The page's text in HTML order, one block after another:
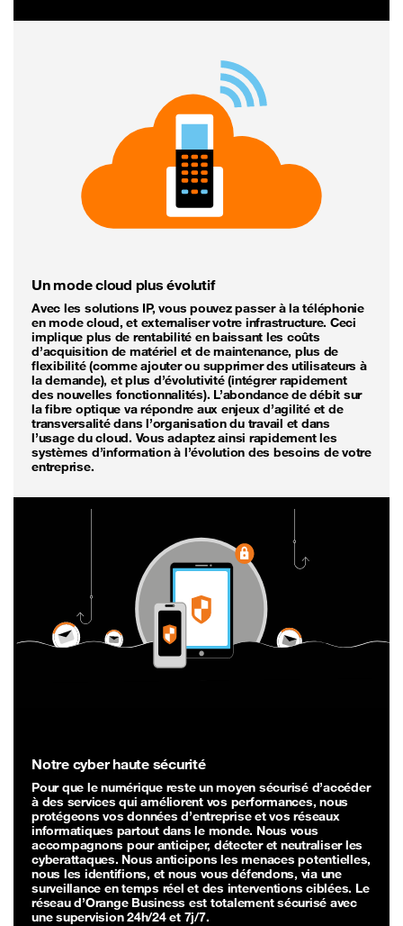
Un mode cloud plus évolutif
Avec les solutions IP, vous pouvez passer à la téléphonie
en mode cloud, et externaliser votre infrastructure. Ceci
implique plus de rentabilité en baissant les coûts
d’acquisition de matériel et de maintenance, plus de
flexibilité (comme ajouter ou supprimer des utilisateurs à
la demande), et plus d’évolutivité (intégrer rapidement
des nouvelles fonctionnalités). L’abondance de débit sur
la fibre optique va répondre aux enjeux d’agilité et de
transversalité dans l’organisation du travail et dans
l’usage du cloud. Vous adaptez ainsi rapidement les
systèmes d’information à l’évolution des besoins de votre
entreprise.
Notre cyber haute sécurité
Pour que le numérique reste un moyen sécurisé d’accéder
à des services qui améliorent vos performances, nous
protégeons vos données d’entreprise et vos réseaux
informatiques partout dans le monde. Nous vous
accompagnons pour anticiper, détecter et neutraliser les
cyberattaques. Nous anticipons les menaces potentielles,
nous les identifions, et nous vous défendons, via une
surveillance en temps réel et des interventions ciblées. Le
réseau d’Orange Business est totalement sécurisé avec
une supervision 24h/24 et 7j/7.